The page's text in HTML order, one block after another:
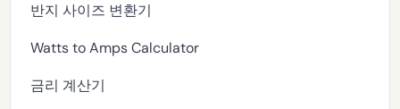
반지 사이즈 변환기
Watts to Amps Calculator
금리 계산기